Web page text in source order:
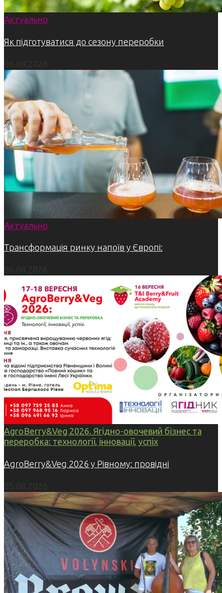
Актуально
Як підготуватися до сезону переробки
Актуально
Трансформація ринку напоїв у Європі:
AgroBerry&Veg 2026. Ягідно-овочевий бізнес та
переробка: технології, інновації, успіх
AgroBerry&Veg 2026 у Рівному: провідні